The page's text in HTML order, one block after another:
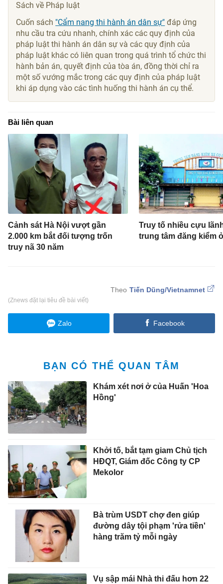
Sách về Pháp luật
Cuốn sách "Cẩm nang thi hành án dân sự" đáp ứng
nhu cầu tra cứu nhanh, chính xác các quy định của
pháp luật thi hành án dân sự và các quy định của
pháp luật khác có liên quan trong quá trình tổ chức thi
hành bản án, quyết định của tòa án, đồng thời chỉ ra
một số vướng mắc trong các quy định của pháp luật
khi áp dụng vào các tình huống thi hành án cụ thể.
Bài liên quan
Cảnh sát Hà Nội vượt gần
2.000 km bắt đối tượng trốn
truy nã 30 năm
Truy tố nhiều cựu
trung tâm đăng kiểm
Tiến Dũng/Vietnamnet
(Znews đặt lại tiêu đề bài viết)
Zalo Facebook
BẠN CÓ THỂ QUAN TÂM
Khám xét nơi ở của Huấn 'Hoa
Hồng'
Khởi tố, bắt tạm giam Chủ tịch
HĐQT, Giám đốc Công ty CP
Mekolor
Bà trùm USDT chợ đen giúp
đường dây tội phạm 'rửa tiền'
hàng trăm tỷ mỗi ngày
Vụ sập mái Nhà thi đấu hơn 22